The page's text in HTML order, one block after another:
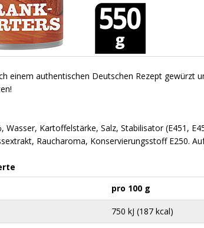
einem authentischen Deutschen Rezept gewürzt
Wasser, Kartoffelstärke, Salz, Stabilisator (E451,
Raucharoma, Konservierungsstoff E250.
pro 100 g
750 kJ (187 kcal)